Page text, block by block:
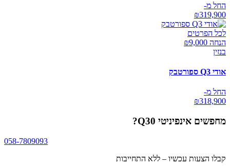
החל מ-
₪319,900
לכל הפרטים
הנחה ₪ 9,000
בנזין
אודי Q3 ספורטבק
החל מ-
₪318,900
מחפשים אינפיניטי Q30 ?
058-7809093
קבלו הצעות עכשיו – ללא התחייבות